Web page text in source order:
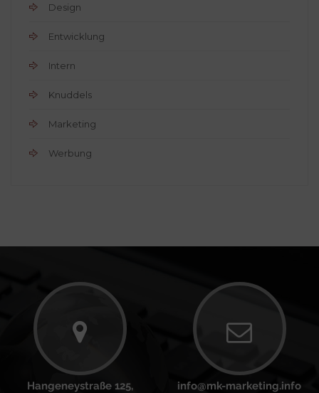
Design
Entwicklung
Intern
Knuddels
Marketing
Werbung
Hangeneystraße 125,
info@mk-marketing.info